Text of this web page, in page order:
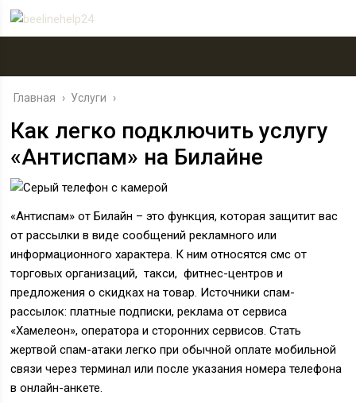
Главная › Услуги ›
Как легко подключить услугу
«Антиспам» на Билайне
«Антиспам» от Билайн – это функция, которая защитит вас
от рассылки в виде сообщений рекламного или
информационного характера. К ним относятся смс от
торговых организаций, такси, фитнес-центров и
предложения о скидках на товар. Источники спам-
рассылок: платные подписки, реклама от сервиса
«Хамелеон», оператора и сторонних сервисов. Стать
жертвой спам-атаки легко при обычной оплате мобильной
связи через терминал или после указания номера телефона
в онлайн-анкете.